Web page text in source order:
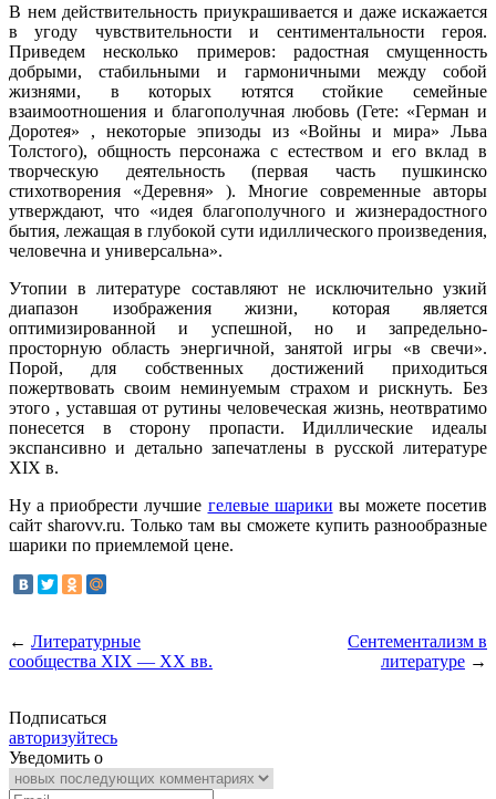
В нем действительность приукрашивается и даже искажается
в угоду чувствительности и сентиментальности героя.
Приведем несколько примеров: радостная смущенность
добрыми, стабильными и гармоничными между собой
жизнями, в которых ютятся стойкие семейные
взаимоотношения и благополучная любовь (Гете: «Герман и
Доротея» , некоторые эпизоды из «Войны и мира» Льва
Толстого), общность персонажа с естеством и его вклад в
творческую деятельность (первая часть пушкинско
стихотворения «Деревня» ). Многие современные авторы
утверждают, что «идея благополучного и жизнерадостного
бытия, лежащая в глубокой сути идиллического произведения,
человечна и универсальна».
Утопии в литературе составляют не исключительно узкий
диапазон изображения жизни, которая является
оптимизированной и успешной, но и запредельно-
просторную область энергичной, занятой игры «в свечи».
Порой, для собственных достижений приходиться
пожертвовать своим неминуемым страхом и рискнуть. Без
этого , уставшая от рутины человеческая жизнь, неотвратимо
понесется в сторону пропасти. Идиллические идеалы
экспансивно и детально запечатлены в русской литературе
XIX в.
Ну а приобрести лучшие гелевые шарики вы можете посетив
сайт sharovv.ru. Только там вы сможете купить разнообразные
шарики по приемлемой цене.
← Литературные
сообщества XIX — XX вв.
Сентементализм в
литературе →
Подписаться
авторизуйтесь
Уведомить о